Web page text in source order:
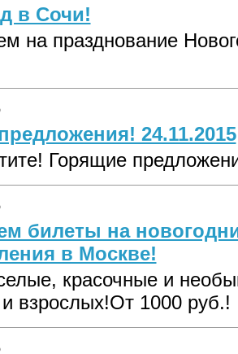
в Сочи!
на празднование
24.11.2015
Горящие
билеты на
в Москве!
красочные и
взрослых!От 1000 руб.!